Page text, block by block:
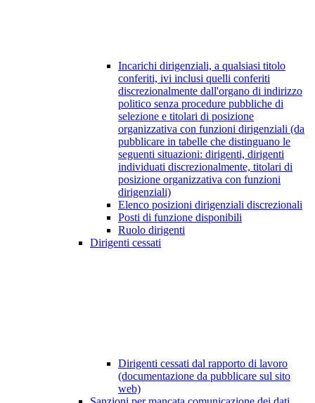
Incarichi dirigenziali, a qualsiasi titolo
conferiti, ivi inclusi quelli conferiti
discrezionalmente dall'organo di indirizzo
politico senza procedure pubbliche di
selezione e titolari di posizione
organizzativa con funzioni dirigenziali (da
pubblicare in tabelle che distinguano le
seguenti situazioni: dirigenti, dirigenti
individuati discrezionalmente, titolari di
posizione organizzativa con funzioni
dirigenziali)
Elenco posizioni dirigenziali discrezionali
Posti di funzione disponibili
Ruolo dirigenti
Dirigenti cessati
Dirigenti cessati dal rapporto di lavoro
(documentazione da pubblicare sul sito
web)